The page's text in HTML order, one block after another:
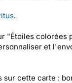
.
"Étoiles colorées
et
sur cette carte :